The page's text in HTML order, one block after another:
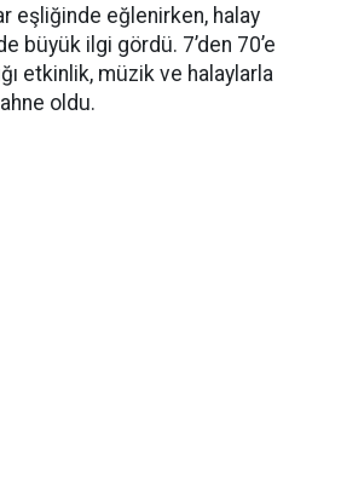
eşliğinde eğlenirken, halay
büyük ilgi gördü. 7’den 70’e
etkinlik, müzik ve halaylarla
oldu.